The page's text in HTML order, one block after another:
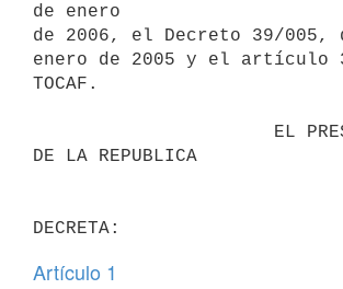
de enero
de 2006, el Decreto 39/005,
enero de 2005 y el artículo
TOCAF.
DE LA REPUBLICA
Artículo 1